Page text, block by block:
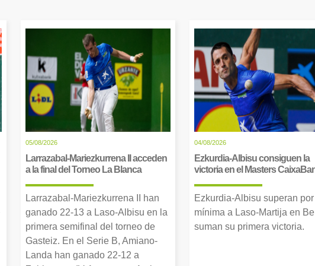
05/08/2026
Larrazabal-Mariezkurrena II acceden
a la final del Torneo La Blanca
Larrazabal-Mariezkurrena II han
ganado 22-13 a Laso-Albisu en la
primera semifinal del torneo de
Gasteiz. En el Serie B, Amiano-
Landa han ganado 22-12 a
04/08/2026
Ezkurdia-Albisu consiguen la
victoria en el Masters
Ezkurdia-Albisu superan
mínima a Laso-Martija en
suman su primera victoria.